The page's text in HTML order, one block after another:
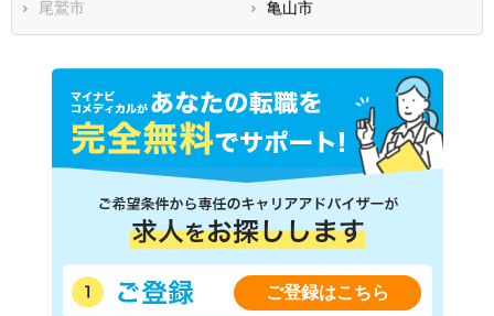
尾鷲市
亀山市
ご登録はこちら